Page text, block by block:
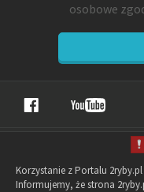
osobowe
Korzystanie z Portalu
Informujemy, że strona